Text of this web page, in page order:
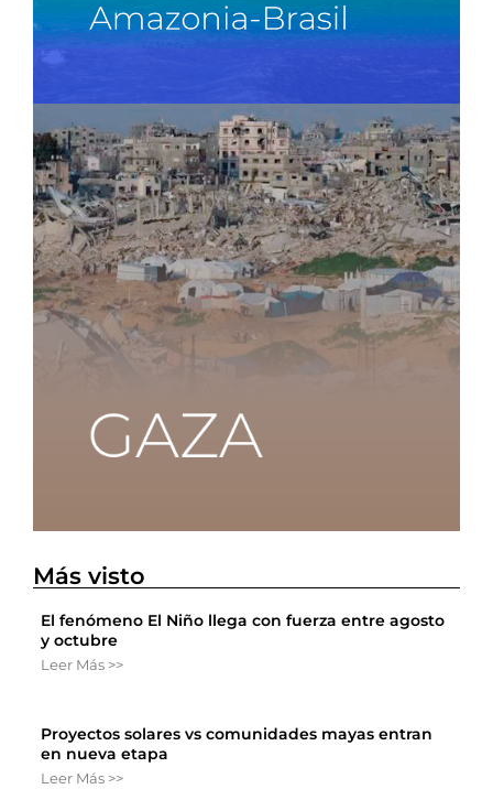
Más visto
El fenómeno El Niño llega con fuerza entre agosto
y octubre
Leer Más >>
Proyectos solares vs comunidades mayas entran
en nueva etapa
Leer Más >>